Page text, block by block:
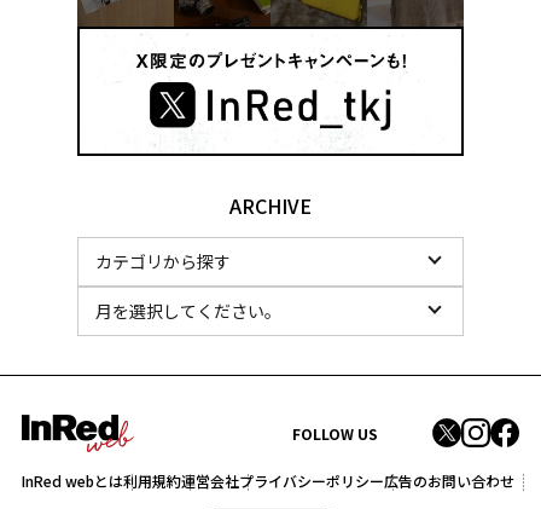
ARCHIVE
FOLLOW US
InRed webとは利用規約運営会社プライバシーポリシー広告のお問い合わせ